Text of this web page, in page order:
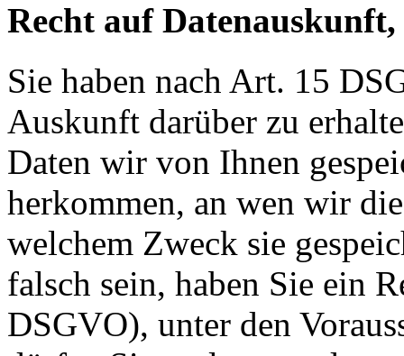
Recht auf
Sie haben nach Art. 15
Auskunft darüber zu
Daten wir von Ihnen
herkommen, an wen wir
welchem Zweck sie
falsch sein, haben Sie ein
DSGVO), unter den